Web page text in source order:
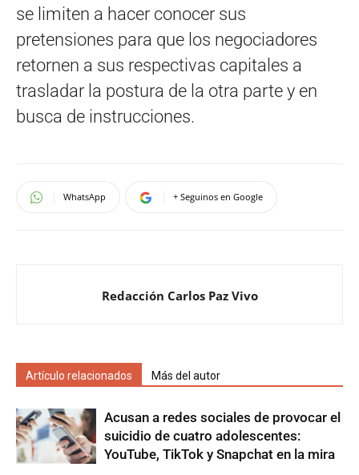
se limiten a hacer conocer sus
pretensiones para que los negociadores
retornen a sus respectivas capitales a
trasladar la postura de la otra parte y en
busca de instrucciones.
WhatsApp + Seguinos en Google
Redacción Carlos Paz Vivo
Artículo relacionados Más del autor
Acusan a redes sociales de provocar el
suicidio de cuatro adolescentes:
YouTube, TikTok y Snapchat en la mira